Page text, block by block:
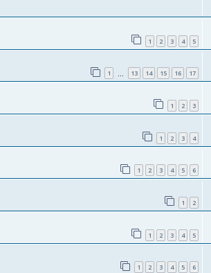
1 2 3 4 5
1 13 14 15 16 17
1 2 3
1 2 3 4
1 2 3 4 5 6
1 2
1 2 3 4 5
1 2 3 4 5 6